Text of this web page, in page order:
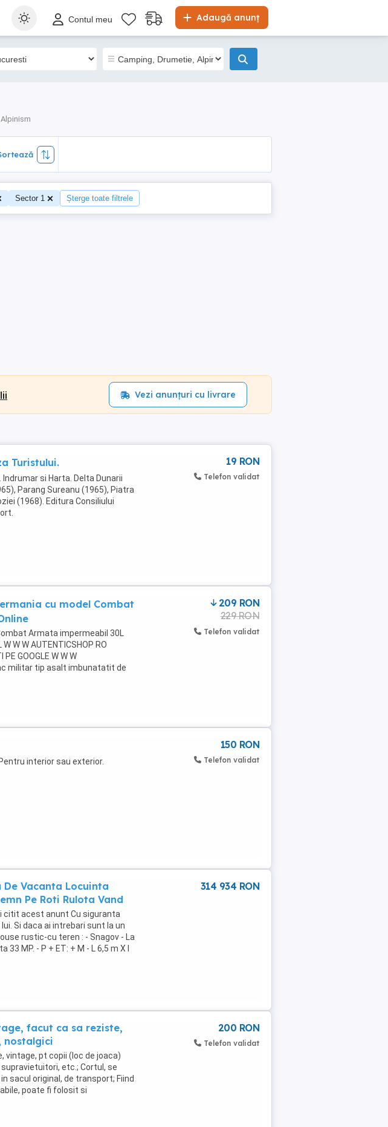
Adaugă anunț
Contul meu
Sector 1 Șterge toate filtrele
Vezi anunțuri cu livrare
Turistului.
si Harta. Delta Dunarii
Parang Sureanu (1965), Piatra
(1968). Editura Consiliului
19 RON
Telefon validat
cu model Combat
Armata impermeabil 30L
W W AUTENTICSHOP RO
PE GOOGLE W W W
militar tip asalt imbunatatit de
la producătorul ...
209 RON
229 RON
Telefon validat
interior sau exterior.
150 RON
Telefon validat
De Vacanta Locuinta
Pe Roti Rulota Vand
citit acest anunt Cu siguranta
Si daca ai intrebari sunt la un
rustic-cu teren : - Snagov - La
MP. - P + ET: + M - L 6,5 m X l
314 934 RON
facut ca sa reziste,
nostalgici
vintage, pt copii (loc de joaca)
etc.; Cortul, se
sacul original, de transport; Fiind
poate fi folosit si
200 RON
Telefon validat